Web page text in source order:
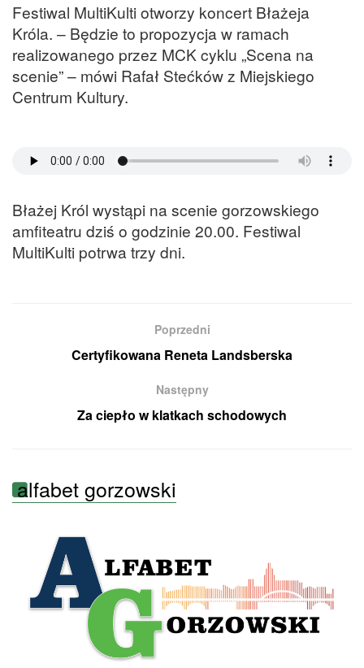
Festiwal MultiKulti otworzy koncert Błażeja
Króla. – Będzie to propozycja w ramach
realizowanego przez MCK cyklu „Scena na
scenie” – mówi Rafał Stećków z Miejskiego
Centrum Kultury.
Błażej Król wystąpi na scenie gorzowskiego
amfiteatru dziś o godzinie 20.00. Festiwal
MultiKulti potrwa trzy dni.
Poprzedni
Certyfikowana Reneta Landsberska
Następny
Za ciepło w klatkach schodowych
alfabet gorzowski